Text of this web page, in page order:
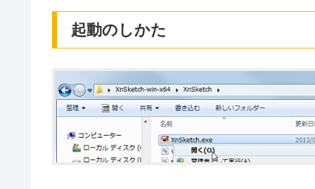
起動のしかた